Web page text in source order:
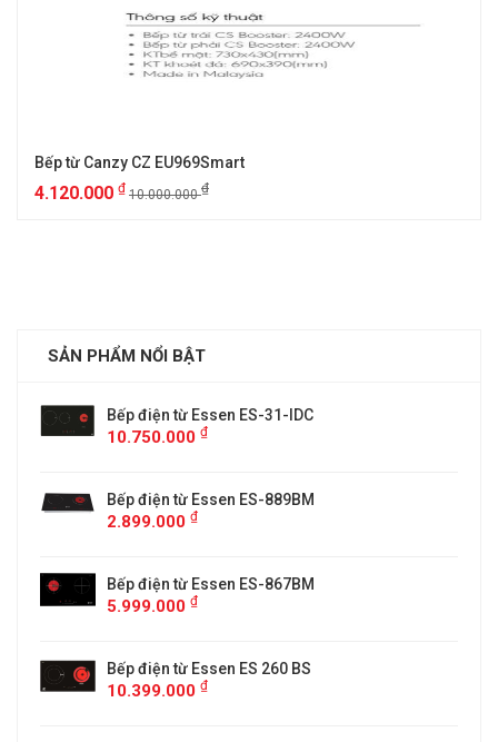
Bếp từ Canzy CZ EU969Smart
4.120.000 ₫ 10.000.000₫
SẢN PHẨM NỔI BẬT
Bếp điện từ Essen ES-31-IDC
10.750.000 ₫
Bếp điện từ Essen ES-889BM
2.899.000 ₫
Bếp điện từ Essen ES-867BM
5.999.000 ₫
Bếp điện từ Essen ES 260 BS
10.399.000 ₫